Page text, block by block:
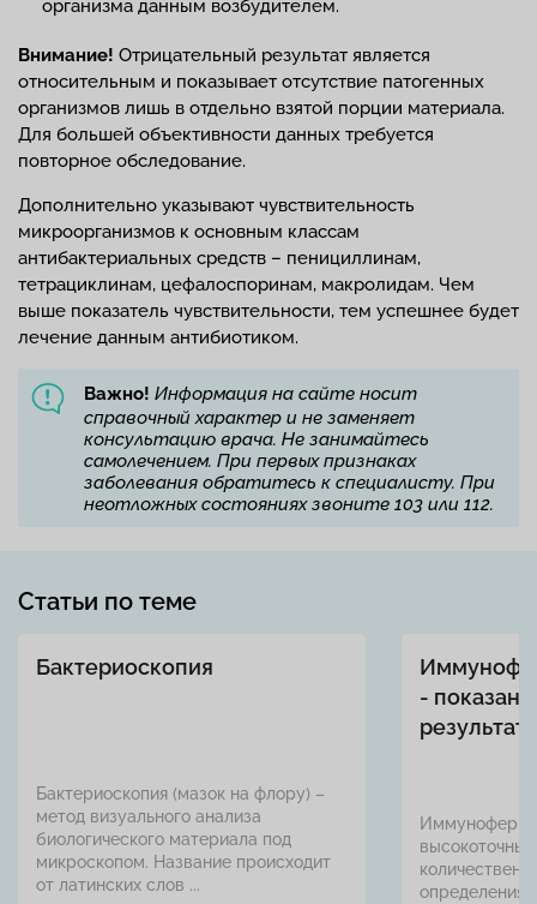
организма данным возбудителем.
Внимание! Отрицательный результат является
относительным и показывает отсутствие патогенных
организмов лишь в отдельно взятой порции материала.
Для большей объективности данных требуется
повторное обследование.
Дополнительно указывают чувствительность
микроорганизмов к основным классам
антибактериальных средств – пенициллинам,
тетрациклинам, цефалоспоринам, макролидам. Чем
выше показатель чувствительности, тем успешнее будет
лечение данным антибиотиком.
Важно! Информация на сайте носит
справочный характер и не заменяет
консультацию врача. Не занимайтесь
самолечением. При первых признаках
заболевания обратитесь к специалисту. При
неотложных состояниях звоните 103 или 112.
Статьи по теме
Бактериоскопия
Бактериоскопия (мазок на флору) –
метод визуального анализа
биологического материала под
микроскопом. Название происходит
от латинских слов ...
-
определения